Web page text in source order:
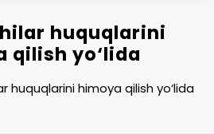
huquqlarini
qilish yo‘lida
huquqlarini himoya qilish yo‘lida